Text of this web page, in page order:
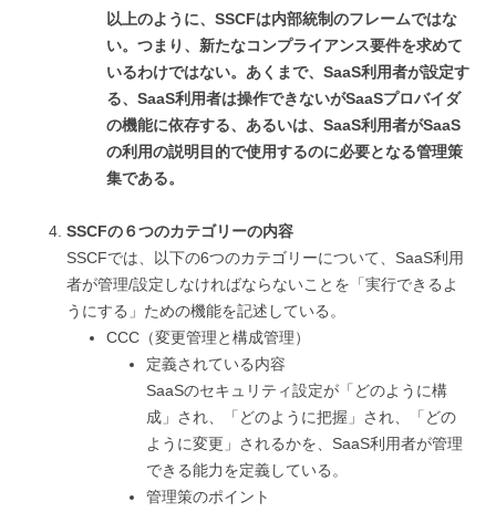
以上のように、SSCFは内部統制のフレームではな
い。つまり、新たなコンプライアンス要件を求めて
いるわけではない。あくまで、SaaS利用者が設定す
る、SaaS利用者は操作できないがSaaSプロバイダ
の機能に依存する、あるいは、SaaS利用者がSaaS
の利用の説明目的で使用するのに必要となる管理策
集である。
SSCFの６つのカテゴリーの内容
SSCFでは、以下の6つのカテゴリーについて、SaaS利用
者が管理/設定しなければならないことを「実行できるよ
うにする」ための機能を記述している。
CCC（変更管理と構成管理）
定義されている内容
SaaSのセキュリティ設定が「どのように構
成」され、「どのように把握」され、「どの
ように変更」されるかを、SaaS利用者が管理
できる能力を定義している。
管理策のポイント